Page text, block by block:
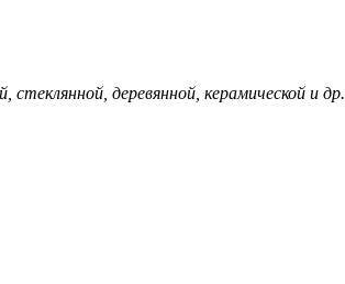
деревянной, керамической и др.